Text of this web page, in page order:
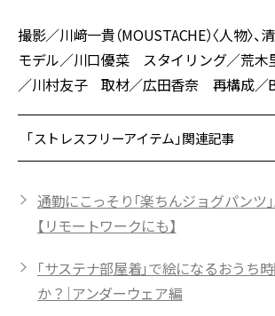
撮影／川﨑一貴（MOUSTACHE）〈人物〉、
モデル／川口優菜 スタイリング／荒
／川村友子 取材／広田香奈 再構成／
「ストレスフリーアイテム」関連記事
通勤にこっそり「楽ちんジョグパンツ
【リモートワークにも】
「サステナ部屋着」で絵になるおうち
か？｜アンダーウェア編